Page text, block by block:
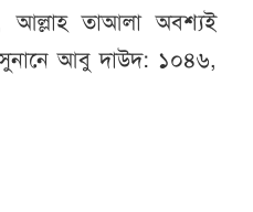
আল্লাহ তাআলা অবশ্যই
আবু দাউদ: ১০৪৬,